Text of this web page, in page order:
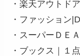
・楽天アウトド
・ファッション
・スーパーＤＥ
・ブックス｜１